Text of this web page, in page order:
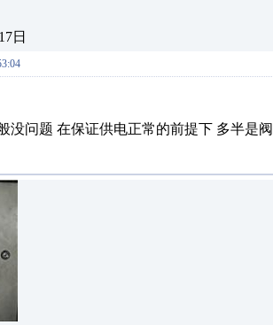
日
没问题 在保证供电正常的前提下 多半是